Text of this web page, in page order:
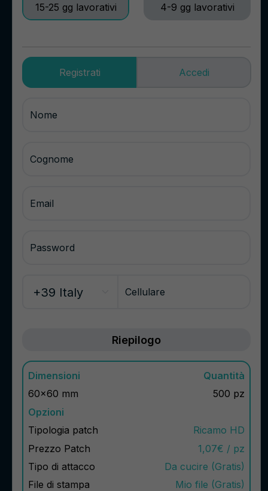
15-25 gg lavorativi
4-9 gg lavorativi
Registrati Accedi
Nome
Cognome
Email
Password
Cellulare
Riepilogo
Dimensioni
Quantità
60x60 mm
500 pz
Opzioni
Tipologia patch
Ricamo HD
Prezzo Patch
1,07€ / pz
Tipo di attacco
Da cucire (Gratis)
File di stampa
Mio file (Gratis)